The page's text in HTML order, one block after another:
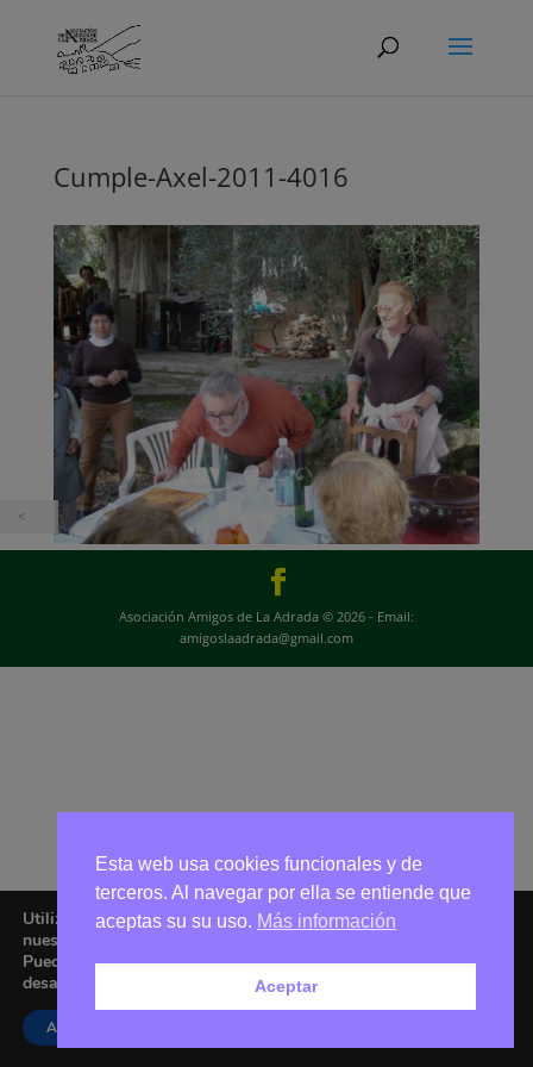
Cumple-Axel-2011-4016
Asociación Amigos de La Adrada © 2026 - Email:
amigoslaadrada@gmail.com
Utilizamos cookies para ofrecerte la mejor experiencia en
nuestra web.
Puedes aprender más sobre qué cookies utilizamos o
desactivarlas en los
Aceptar
Esta web usa cookies funcionales y de
terceros. Al navegar por ella se entiende que
aceptas su su uso. Más información
Aceptar